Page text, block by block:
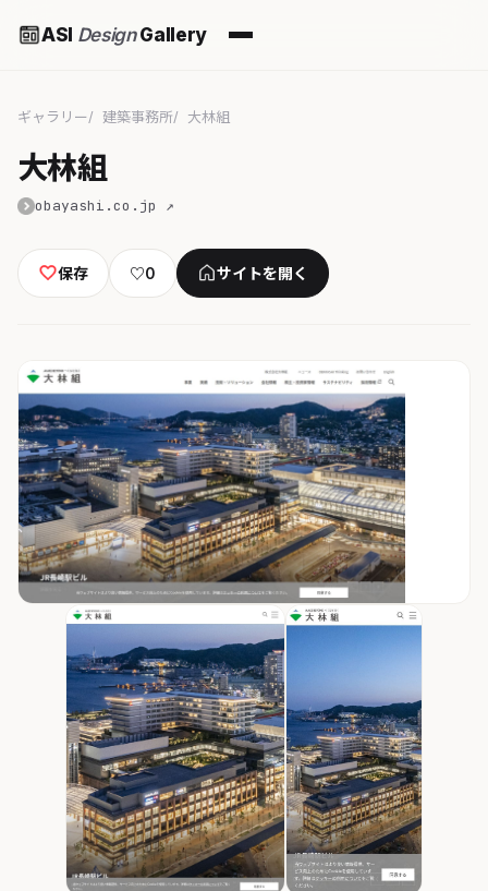
ASI DesignGallery
ギャラリー 建築事務所 大林組
大林組
obayashi.co.jp ↗
保存 ♡0 サイトを開く